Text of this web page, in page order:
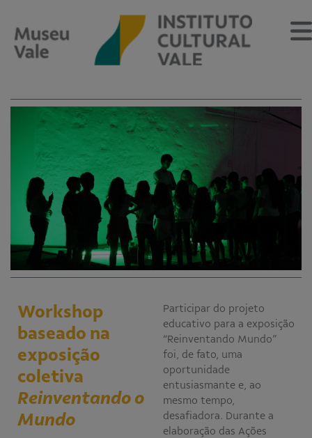
Sobre
O Museu
Museu Vale Extramuros
Sobre o Instituto Cultural Vale
Estrutura Organizacional
Centro de Memória
Programação
Educativo
Programa Aprendiz
Workshops
Publicações
Workshop
baseado na
exposição
coletiva
Reinventando o
Mundo
Participar do projeto
educativo para a exposição
“Reinventando Mundo”
foi, de fato, uma
oportunidade
entusiasmante e, ao
mesmo tempo,
desafiadora. Durante a
elaboração das Ações